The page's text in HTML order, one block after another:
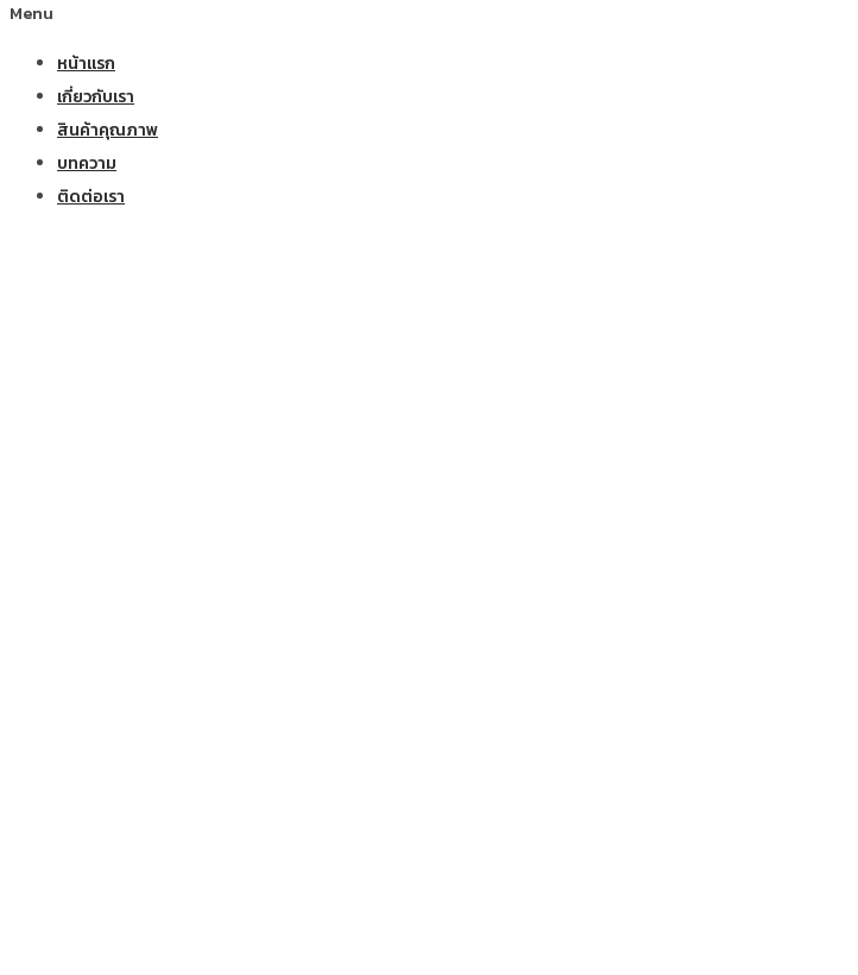
Menu
หน้าแรก
เกี่ยวกับเรา
สินค้าคุณภาพ
บทความ
ติดต่อเรา